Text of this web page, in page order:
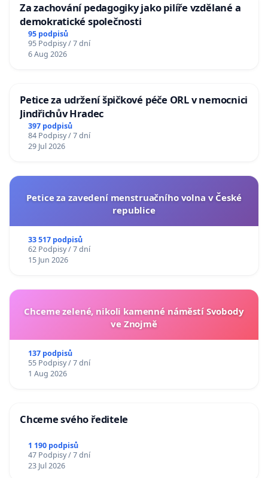
Za zachování pedagogiky jako pilíře vzdělané a
demokratické společnosti
95 podpisů
95 Podpisy / 7 dní
6 Aug 2026
Petice za udržení špičkové péče ORL v nemocnici
Jindřichův Hradec
397 podpisů
84 Podpisy / 7 dní
29 Jul 2026
Petice za zavedení menstruačního volna v České
republice
33 517 podpisů
62 Podpisy / 7 dní
15 Jun 2026
Chceme zelené, nikoli kamenné náměstí Svobody
ve Znojmě
137 podpisů
55 Podpisy / 7 dní
1 Aug 2026
Chceme svého ředitele
1 190 podpisů
47 Podpisy / 7 dní
23 Jul 2026